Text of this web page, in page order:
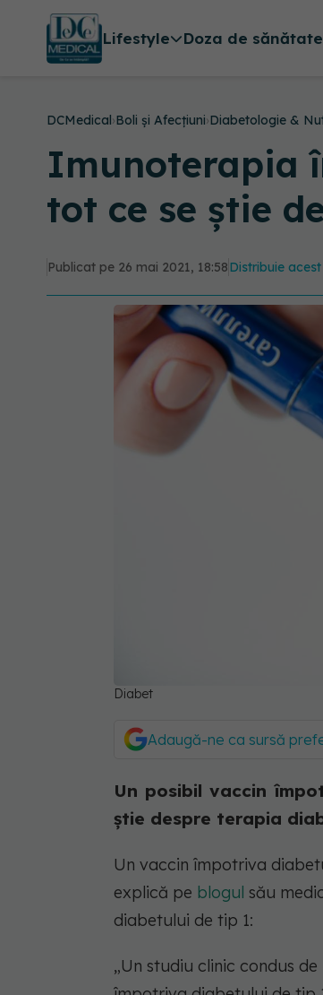
Lifestyle Doza de sănătate
DCMedical›Boli și Afecțiuni›Diabetologie &
Imunoterapia
tot ce se știe
Publicat pe 26 mai 2021, 18:58Distribuie
Diabet
Adaugă-ne ca sursă
Un posibil vaccin
știe despre terapia
Un vaccin împotriva
explică pe blogul său
diabetului de tip 1:
„Un studiu clinic condus